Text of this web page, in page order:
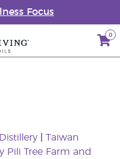
Focus
0
Taiwan
Pili Tree Farm and